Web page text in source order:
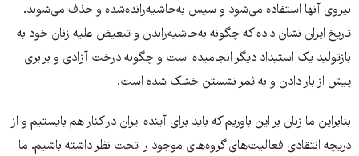
نیروی آنها استفاده می‌شود و سپس به‌حاشیه‌رانده‌شده و حذف می‌شوند.
تاریخ ایران نشان داده که چگونه به‌حاشیه‌راندن و تبعیض علیه زنان خود به
بازتولید یک استبداد دیگر انجامیده است و چگونه درخت آزادی و برابری
پیش از بار دادن و به ثمر نشستن خشک شده است.
بنابراین ما زنان بر این باوریم که باید برای آینده‌ ایران در کنار هم بایستیم و از
دریچه انتقادی فعالیت‌های گروه‌های موجود را تحت نظر داشته باشیم. ما